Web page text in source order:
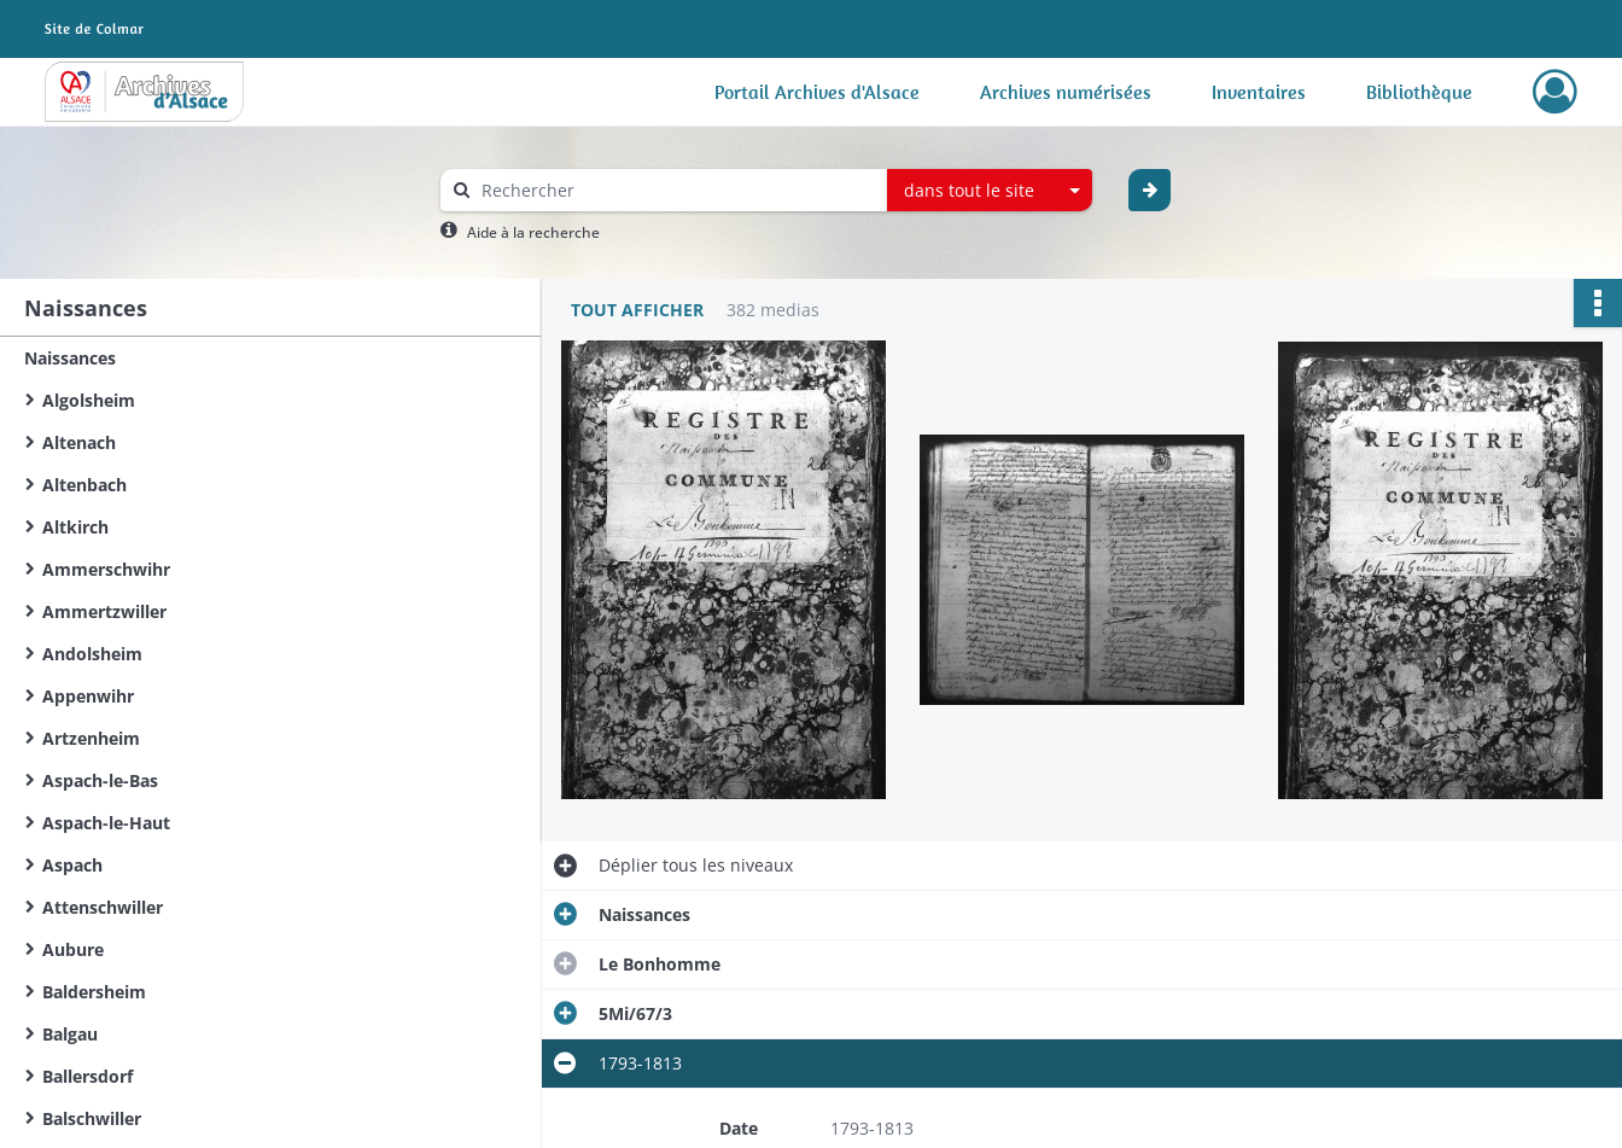
Archives Alsace - Colmar Portail Archives d'Alsace Archives numérisées Inventaires Bibliothèque
dans tout le site
Aide à la recherche
Naissances
Naissances
Algolsheim
Altenach
Altenbach
Altkirch
Ammerschwihr
Ammertzwiller
Andolsheim
Appenwihr
Artzenheim
Aspach-le-Bas
Aspach-le-Haut
Aspach
Attenschwiller
Aubure
Baldersheim
Balgau
Ballersdorf
Balschwiller
TOUT AFFICHER 382 medias
Dépliertous les niveaux
Naissances
Le Bonhomme
5Mi/67/3
1793-1813
Date
1793-1813